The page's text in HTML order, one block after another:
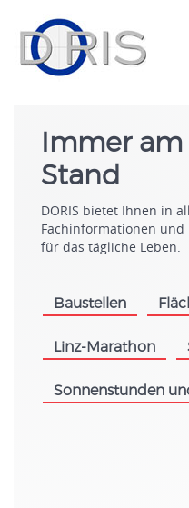
Immer
Stand
DORIS bietet Ihnen in
Fachinformationen
für das tägliche Leben.
Baustellen
Linz-Marathon
Sonnenstunden